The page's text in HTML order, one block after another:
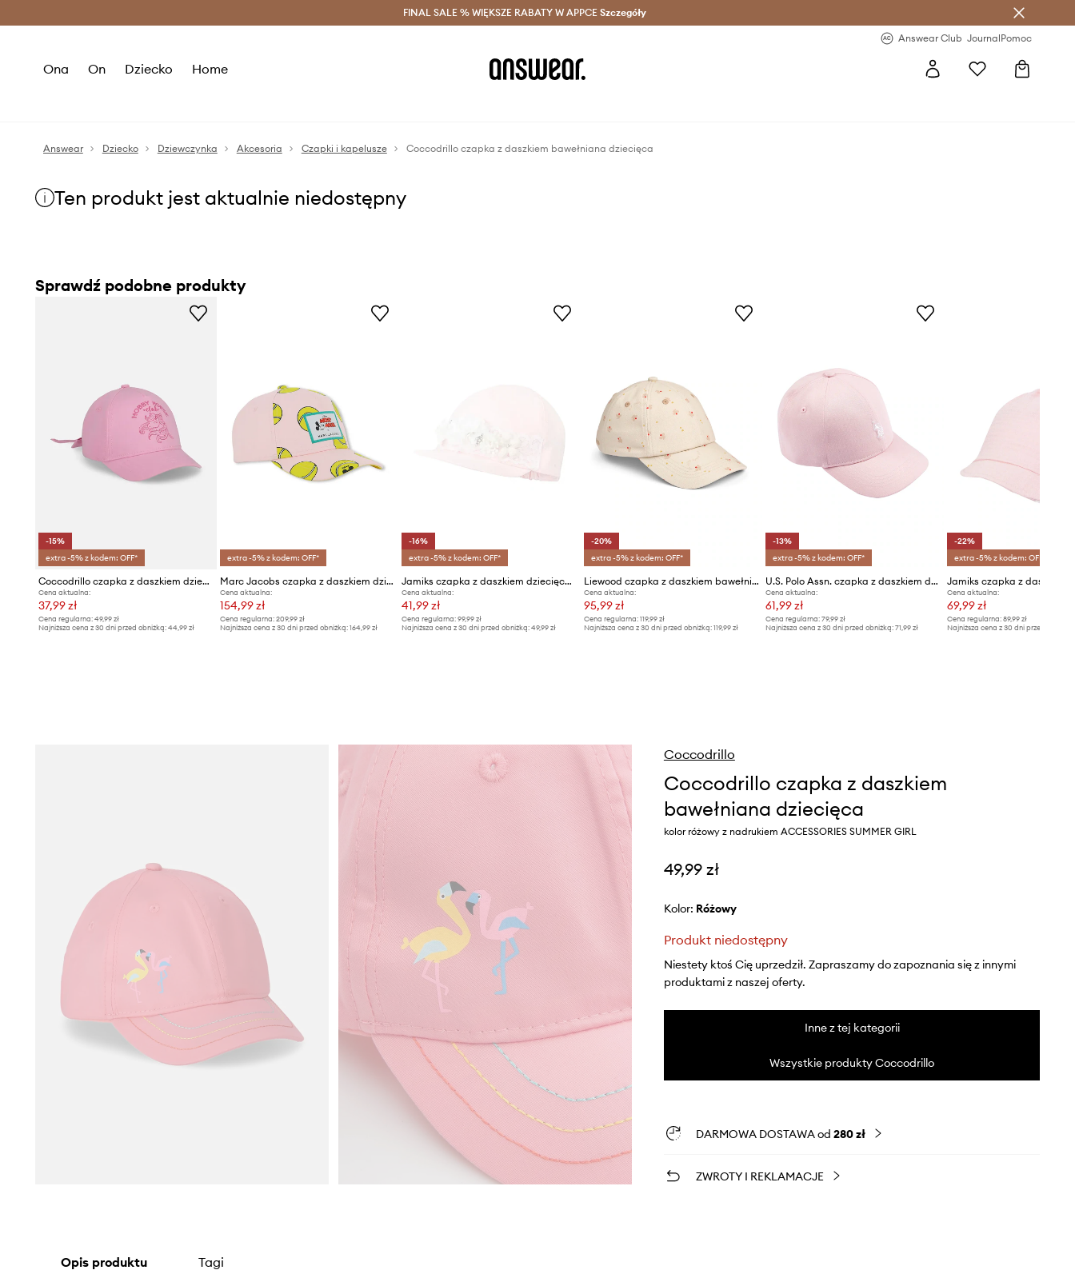
Oszczędzaj z Answear Club > Dostawa nawet w 24h >
FINAL SALE % WIĘKSZE RABATY W APPCE Szczegóły
Answear Club JournalPomoc
Ona On Dziecko Home
Answear Dziecko Dziewczynka Akcesoria Czapki i kapelusze Coccodrillo czapka z daszkiem bawełniana dziecięca
Ten produkt jest aktualnie niedostępny
Sprawdź podobne produkty
-15%
extra -5% z kodem: OFF*
Coccodrillo czapka z daszkiem dziecięca bawełniana
Cena aktualna:
37,99 zł
Cena regularna: 49,99 zł
Najniższa cena z 30 dni przed obniżką: 44,99 zł
extra -5% z kodem: OFF*
Marc Jacobs czapka z daszkiem dziecięca
Cena aktualna:
154,99 zł
Cena regularna:209,99 zł
Najniższa cena z 30 dni przed obniżką:164,99 zł
-16%
extra -5% z kodem: OFF*
Jamiks czapka z daszkiem dziecięca ENOLA
Cena aktualna:
41,99 zł
Cena regularna: 99,99 zł
Najniższa cena z 30 dni przed obniżką: 49,99 zł
-20%
extra -5% z kodem: OFF*
Liewood czapka z daszkiem bawełniana dziecięca Danny Cap
Cena aktualna:
95,99 zł
Cena regularna: 119,99 zł
Najniższa cena z 30 dni przed obniżką: 119,99 zł
-13%
extra -5% z kodem: OFF*
U.S. Polo Assn. czapka z daszkiem dziecięca bawełniana
Cena aktualna:
61,99 zł
Cena regularna:79,99 zł
Najniższa cena z 30 dni przed obniżką:71,99 zł
-22%
extra -5% z kodem: OFF*
Cena aktualna:
69,99 zł
Cena regularna: 89,99 zł
Najniższa cena z 30 dni przed obniżką:
Coccodrillo
Coccodrillo czapka z daszkiem
bawełniana dziecięca
kolor różowy z nadrukiem ACCESSORIES SUMMER GIRL
49,99 zł
Kolor: różowy
Produkt niedostępny
Niestety ktoś Cię uprzedził. Zapraszamy do zapoznania się z innymi
produktami z naszej oferty.
Inne z tej kategorii
Wszystkie produkty Coccodrillo
DARMOWA DOSTAWA od 280 zł
ZWROTY I REKLAMACJE
Opis produktu Tagi